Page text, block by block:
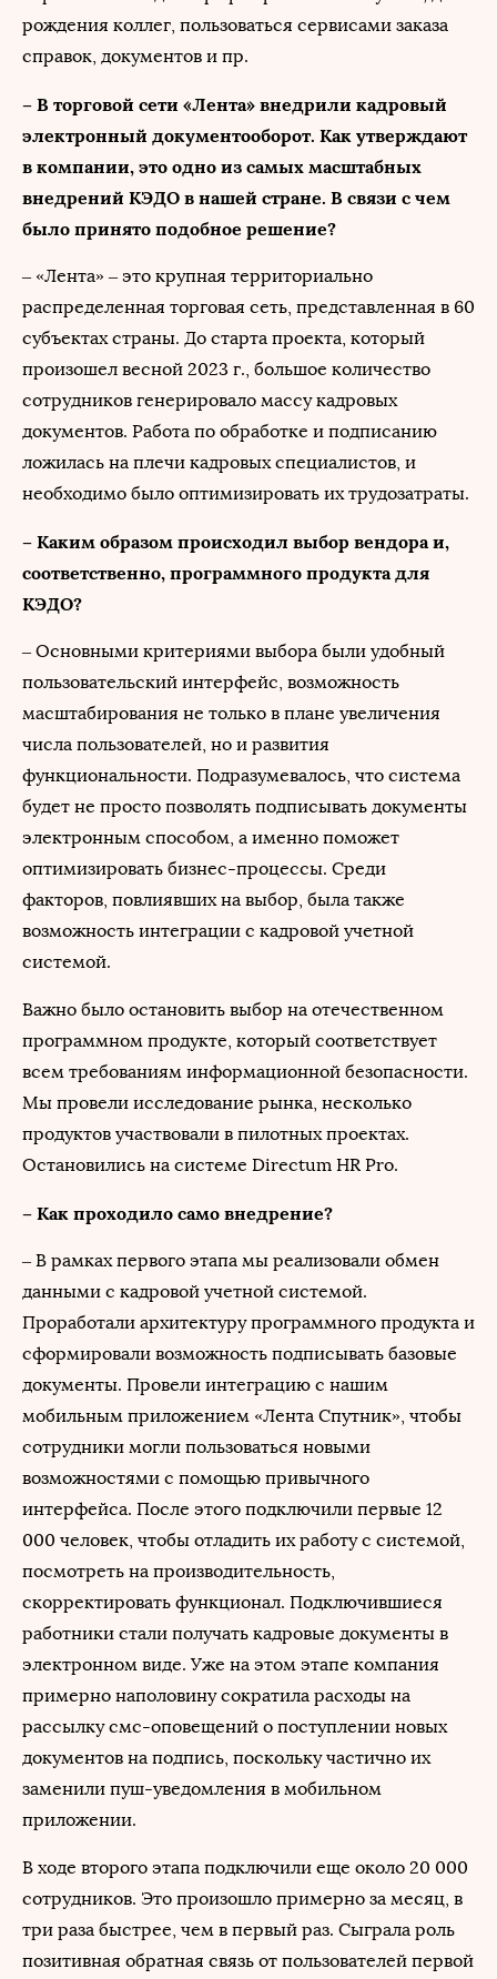
рождения коллег, пользоваться сервисами заказа
справок, документов и пр.
– В торговой сети «Лента» внедрили кадровый
электронный документооборот. Как утверждают
в компании, это одно из самых масштабных
внедрений КЭДО в нашей стране. В связи с чем
было принято подобное решение?
– «Лента» – это крупная территориально
распределенная торговая сеть, представленная в 60
субъектах страны. До старта проекта, который
произошел весной 2023 г., большое количество
сотрудников генерировало массу кадровых
документов. Работа по обработке и подписанию
ложилась на плечи кадровых специалистов, и
необходимо было оптимизировать их трудозатраты.
– Каким образом происходил выбор вендора и,
соответственно, программного продукта для
КЭДО?
– Основными критериями выбора были удобный
пользовательский интерфейс, возможность
масштабирования не только в плане увеличения
числа пользователей, но и развития
функциональности. Подразумевалось, что система
будет не просто позволять подписывать документы
электронным способом, а именно поможет
оптимизировать бизнес-процессы. Среди
факторов, повлиявших на выбор, была также
возможность интеграции с кадровой учетной
системой.
Важно было остановить выбор на отечественном
программном продукте, который соответствует
всем требованиям информационной безопасности.
Мы провели исследование рынка, несколько
продуктов участвовали в пилотных проектах.
Остановились на системе Directum HR Pro.
– Как проходило само внедрение?
– В рамках первого этапа мы реализовали обмен
данными с кадровой учетной системой.
Проработали архитектуру программного продукта и
сформировали возможность подписывать базовые
документы. Провели интеграцию с нашим
мобильным приложением «Лента Спутник», чтобы
сотрудники могли пользоваться новыми
возможностями с помощью привычного
интерфейса. После этого подключили первые 12
000 человек, чтобы отладить их работу с системой,
посмотреть на производительность,
скорректировать функционал. Подключившиеся
работники стали получать кадровые документы в
электронном виде. Уже на этом этапе компания
примерно наполовину сократила расходы на
рассылку смс-оповещений о поступлении новых
документов на подпись, поскольку частично их
заменили пуш-уведомления в мобильном
приложении.
В ходе второго этапа подключили еще около 20 000
сотрудников. Это произошло примерно за месяц, в
три раза быстрее, чем в первый раз. Сыграла роль
позитивная обратная связь от пользователей первой